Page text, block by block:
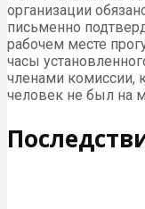
организации
письменно
рабочем месте
часы
членами комиссии,
человек не был на